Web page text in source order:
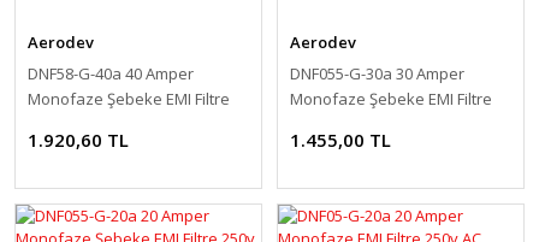
Aerodev
DNF58-G-40a 40 Amper
Monofaze Şebeke EMI Filtre
1.920,60 TL
Aerodev
DNF055-G-30a 30 Amper
Monofaze Şebeke EMI Filtre
1.455,00 TL